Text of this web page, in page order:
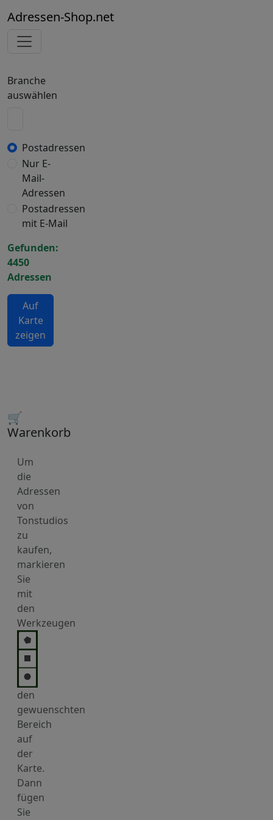
Adressen-Shop.net
Branche
auswählen
Postadressen
Nur E-
Mail-
Adressen
Postadressen
mit E-Mail
Gefunden:
4450
Adressen
Auf
Karte
zeigen
🛒
Warenkorb
Um
die
Adressen
von
Tonstudios
zu
kaufen,
markieren
Sie
mit
den
Werkzeugen
den
gewuenschten
Bereich
auf
der
Karte.
Dann
fügen
Sie